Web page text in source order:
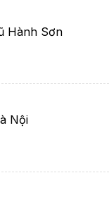
Hành Sơn
Nội